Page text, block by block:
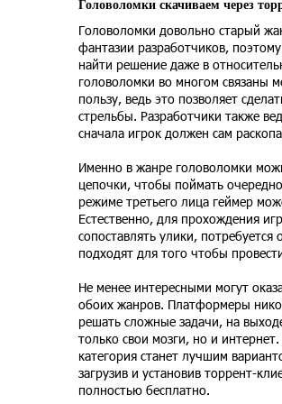
Головоломки скачиваем через
Головоломки довольно старый
фантазии разработчиков,
найти решение даже в
головоломки во многом связаны
пользу, ведь это позволяет
стрельбы. Разработчики также
сначала игрок должен сам
Именно в жанре головоломки
цепочки, чтобы поймать
режиме третьего лица геймер
Естественно, для прохождения
сопоставлять улики,
подходят для того чтобы
Не менее интересными могут
обоих жанров. Платформеры
решать сложные задачи, на
только свои мозги, но и
категория станет лучшим
загрузив и установив торрент-
полностью бесплатно.